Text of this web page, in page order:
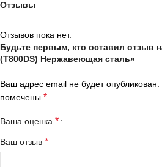
Отзывы
Отзывов пока нет.
Будьте первым, кто оставил отзыв
(T800DS) Нержавеющая сталь»
Ваш адрес email не будет опубликован.
помечены *
Ваша оценка *
Ваш отзыв *